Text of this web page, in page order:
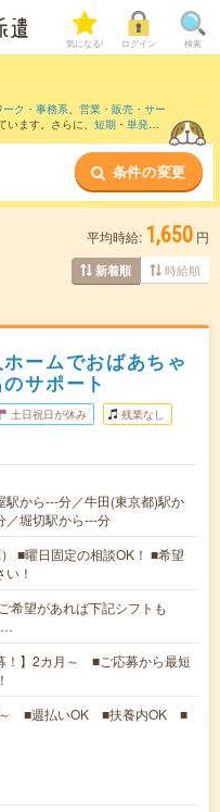
気になる! ログイン 検索
ーク・事務系、 営業・販売・サー
ます。さらに、 短期 ・ 単発な
など近隣駅のお仕事もご
条件の変更
平均時給: 1,650 円
新着順 時給順
ームでおばあちゃ
サポート
土日祝日が休み 残業なし
から---分／牛田(東京都)駅か
／堀切駅から---分
■曜日固定の相談OK！ ■希望
！
希望があれば下記シフトも
…
！】2カ月～ ■ご応募から最短
～ ■週払いOK ■扶養内OK ■